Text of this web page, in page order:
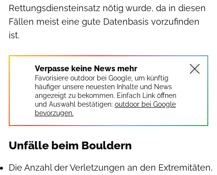
Rettungsdiensteinsatz nötig wurde, da in diesen
Fällen meist eine gute Datenbasis vorzufinden
ist.
Verpasse keine News mehr
Favorisiere outdoor bei Google, um künftig
häufiger unsere neuesten Inhalte und News
angezeigt zu bekommen. Einfach Link öffnen
und Auswahl bestätigen: outdoor bei Google
bevorzugen.
Unfälle beim Bouldern
Die Anzahl der Verletzungen an den Extremitäten,